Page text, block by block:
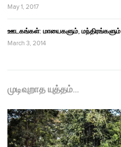
May 1, 2017
ஊடகங்கள்: மாயைகளும், மந்திரங்களும்
March 3, 2014
முடிவுறாத யுத்தம்…